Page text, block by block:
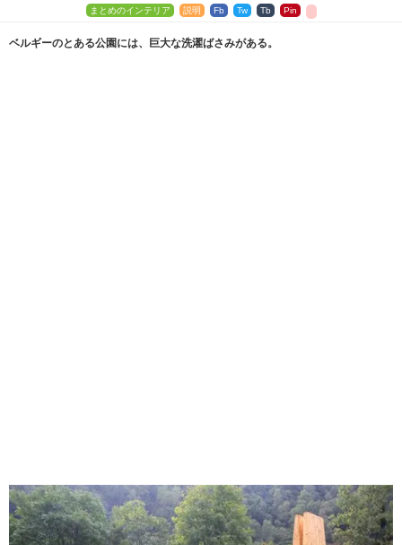
まとめのインテリア 説明 Fb Tw Tb Pin
ベルギーのとある公園には、巨大な洗濯ばさみがある。